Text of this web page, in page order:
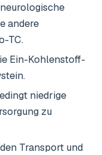
andere
TC.
Ein-Kohlenstoff-
niedrige
zu
Transport und